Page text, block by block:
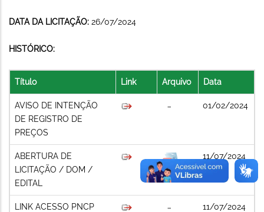
DATA DA LICITAÇÃO: 26/07/2024
HISTÓRICO:
Título Link Arquivo Data
AVISO DE INTENÇÃO
DE REGISTRO DE
PREÇOS
01/02/2024
ABERTURA DE
LICITAÇÃO / DOM /
EDITAL
11/07/2024
LINK ACESSO PNCP 11/07/2024